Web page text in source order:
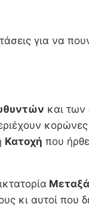
για να
και των
Κατοχή που
Μεταξά
κι αυτοί που